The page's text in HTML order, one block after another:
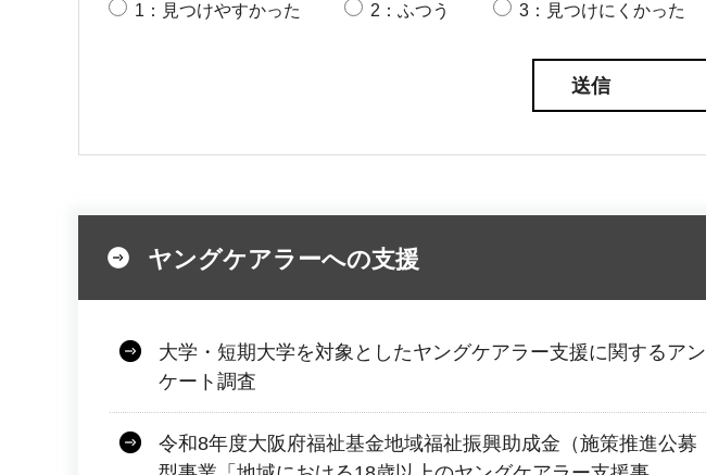
1：見つけやすかった 2：ふつう 3：見つけにくかった
ヤングケアラーへの支援
大学・短期大学を対象としたヤングケアラー支援に関するアン
ケート調査
令和8年度大阪府福祉基金地域福祉振興助成金（施策推進公募